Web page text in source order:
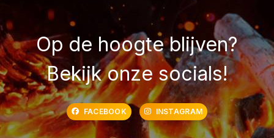
Op de hoogte blijven?
Bekijk onze socials!
FACEBOOK INSTAGRAM